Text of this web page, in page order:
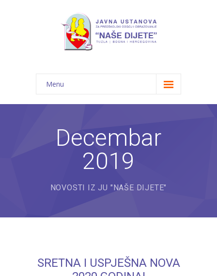
Menu
Početna
O nama
-- JU "Naše dijete"
-- Vrtići
---- Jelenko
Decembar
2019
NOVOSTI IZ JU "NAŠE DIJETE"
SRETNA I USPJEŠNA NOVA